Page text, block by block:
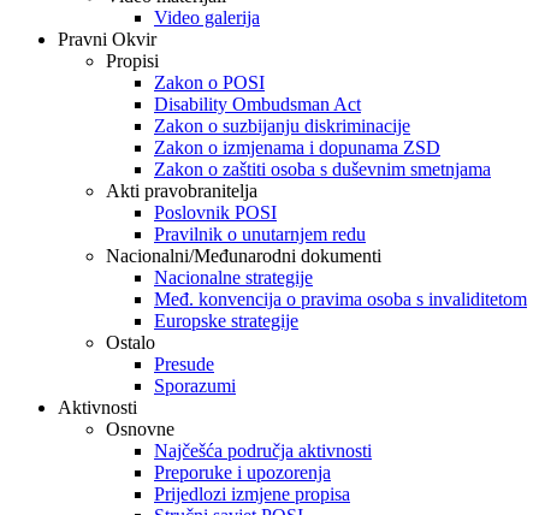
Video galerija
Pravni Okvir
Propisi
Zakon o POSI
Disability Ombudsman Act
Zakon o suzbijanju diskriminacije
Zakon o izmjenama i dopunama ZSD
Zakon o zaštiti osoba s duševnim smetnjama
Akti pravobranitelja
Poslovnik POSI
Pravilnik o unutarnjem redu
Nacionalni/Međunarodni dokumenti
Nacionalne strategije
Međ. konvencija o pravima osoba s invaliditetom
Europske strategije
Ostalo
Presude
Sporazumi
Aktivnosti
Osnovne
Najčešća područja aktivnosti
Preporuke i upozorenja
Prijedlozi izmjene propisa